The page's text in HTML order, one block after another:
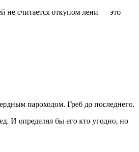
не считается откупом лени — это
пароходом. Греб до последнего.
И определял бы его кто угодно, но